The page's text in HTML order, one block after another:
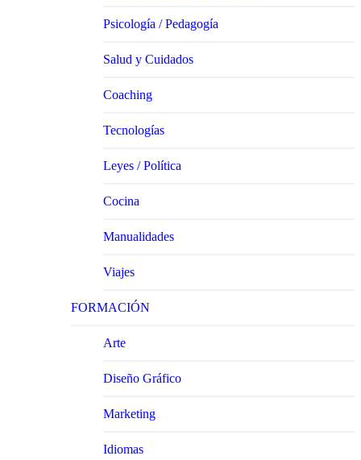
Psicología / Pedagogía
Salud y Cuidados
Coaching
Tecnologías
Leyes / Política
Cocina
Manualidades
Viajes
FORMACIÓN
Arte
Diseño Gráfico
Marketing
Idiomas